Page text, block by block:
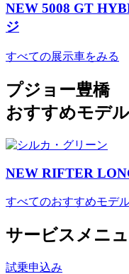
NEW 5008 GT
ジ
すべての展示車をみる
プジョー豊橋
おすすめモデル
NEW RIFTER
すべてのおすすめモデ
サービスメニ
試乗申込み